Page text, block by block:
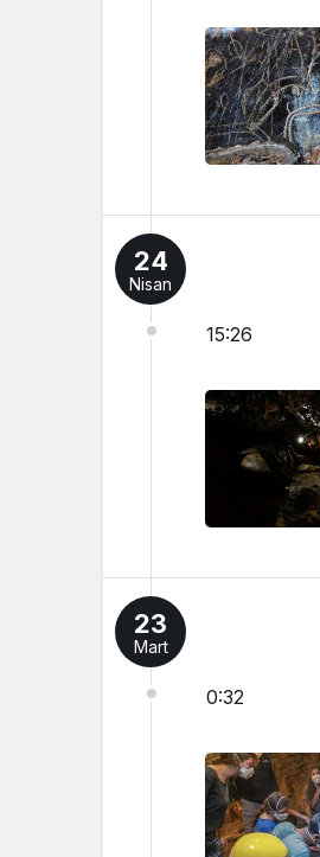
24
Nisan
15:26
23
Mart
0:32